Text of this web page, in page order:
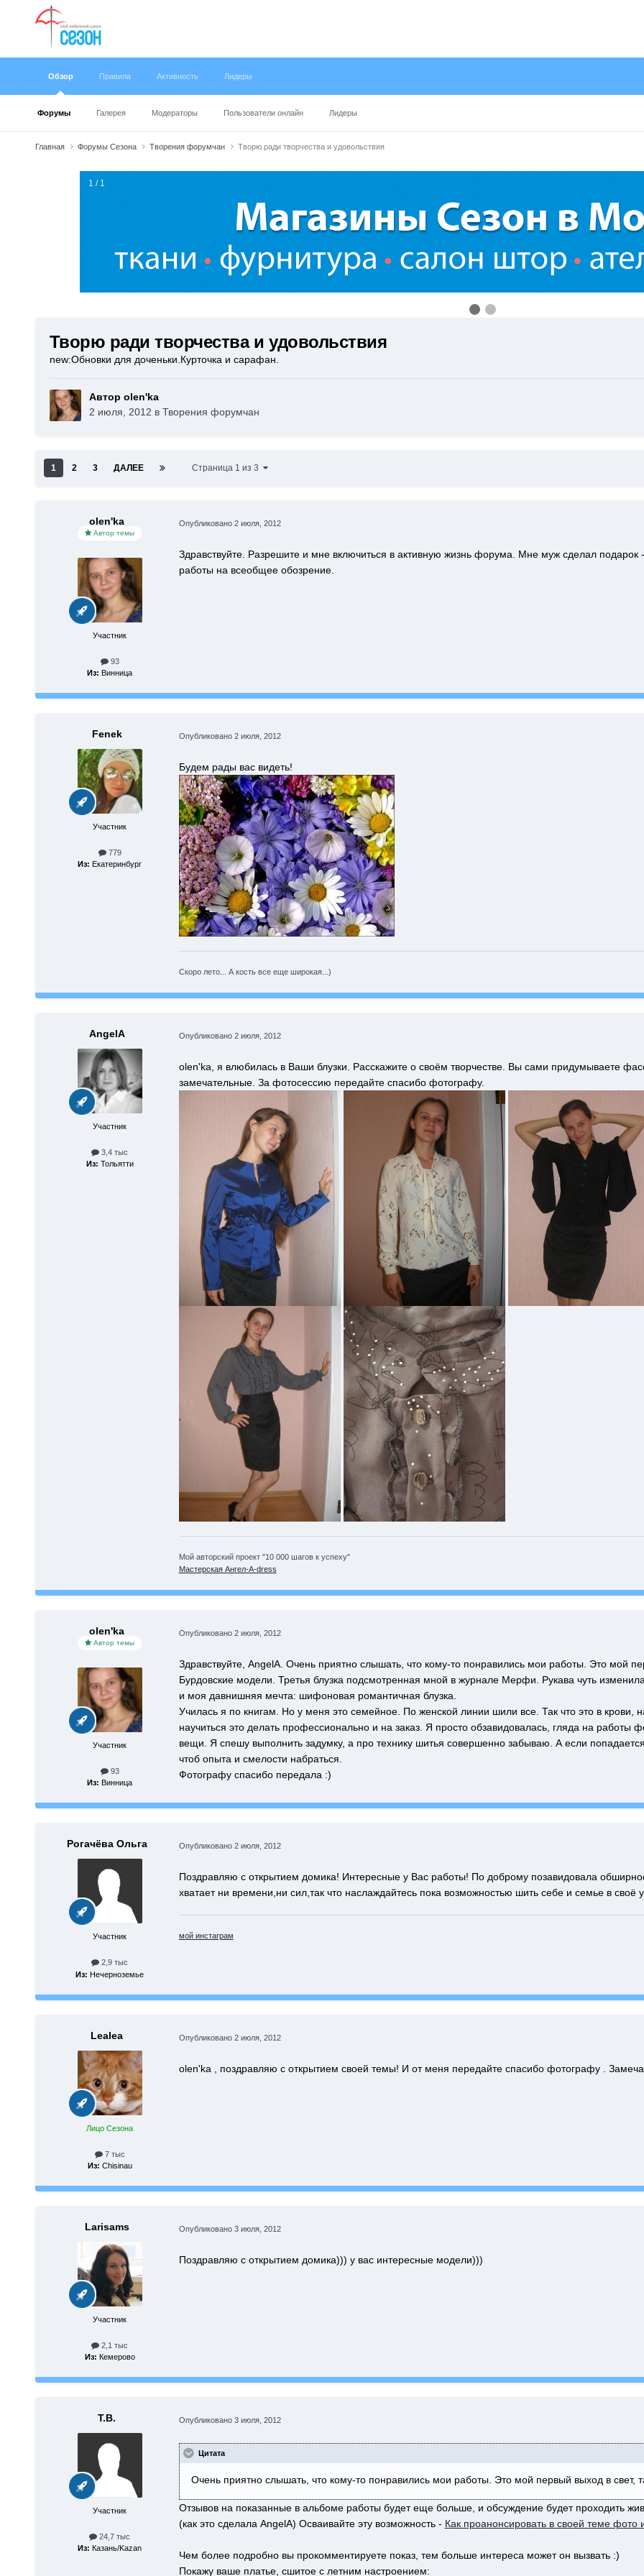
Обзор
Форумы Галерея Модераторы Пользователи онлайн Лидеры
Правила Активность Лидеры
Главная Форумы Сезона Творения форумчан Творю ради творчества и удовольствия
1 / 1
Творю ради творчества и удовольствия
new:Обновки для доченьки.Курточка и сарафан.
Автор olen'ka
2 июля, 2012 в Творения форумчан
1 2 3 ДАЛЕЕ Страница 1 из 3
olen'ka
Автор темы
Участник
93
Из: Винница
Опубликовано 2 июля, 2012
Здравствуйте. Разрешите и мне включиться в активную жизнь форума. Мне муж сделал подарок
работы на всеобщее обозрение.
Fenek
Участник
779
Из: Екатеринбург
Опубликовано 2 июля, 2012
Будем рады вас видеть!
Скоро лето... А кость все еще широкая...)
AngelA
Участник
3,4 тыс
Из: Тольятти
Опубликовано 2 июля, 2012
olen'ka, я влюбилась в Ваши блузки. Расскажите о своём творчестве. Вы сами придумываете
замечательные. За фотосессию передайте спасибо фотографу.
Мой авторский проект "10 000 шагов к успеху"
Мастерская Ангел-А-dress
olen'ka
Автор темы
Участник
93
Из: Винница
Опубликовано 2 июля, 2012
Здравствуйте, AngelA. Очень приятно слышать, что кому-то понравились мои работы. Это мой
Бурдовские модели. Третья блузка подсмотренная мной в журнале Мерфи. Рукава чуть
и моя давнишняя мечта: шифоновая романтичная блузка.
Училась я по книгам. Но у меня это семейное. По женской линии шили все. Так что это в
научиться это делать профессионально и на заказ. Я просто обзавидовалась, гляда на
вещи. Я спешу выполнить задумку, а про технику шитья совершенно забываю. А если
чтоб опыта и смелости набраться.
Фотографу спасибо передала :)
Рогачёва Ольга
Участник
2,9 тыс
Из: Нечерноземье
Опубликовано 2 июля, 2012
Поздравляю с открытием домика! Интересные у Вас работы! По доброму позавидовала
хватает ни времени,ни сил,так что наслаждайтесь пока возможностью шить себе и семье в
мой инстаграм
Lealea
Лицо Сезона
7 тыс
Из: Chisinau
Опубликовано 2 июля, 2012
olen'ka , поздравляю с открытием своей темы! И от меня передайте спасибо фотографу .
Larisams
Участник
2,1 тыс
Из: Кемерово
Опубликовано 3 июля, 2012
Поздравляю с открытием домика))) у вас интересные модели)))
Т.В.
Участник
24,7 тыс
Из: Казань/Kazan
Опубликовано 3 июля, 2012
Цитата
Очень приятно слышать, что кому-то понравились мои работы. Это мой первый выход в свет,
Отзывов на показанные в альбоме работы будет еще больше, и обсуждение будет проходить
(как это сделала AngelA) Осваивайте эту возможность - Как проанонсировать в своей теме фото
Чем более подробно вы прокомментируете показ, тем больше интереса может он вызвать :)
Покажу ваше платье, сшитое с летним настроением: